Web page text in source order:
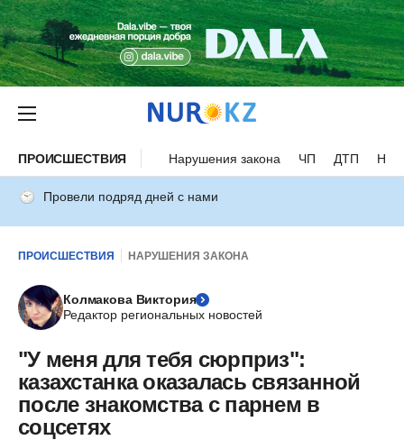
ПРОИСШЕСТВИЯ Нарушения закона ЧП ДТП
Провели подряд дней с нами
ПРОИСШЕСТВИЯ НАРУШЕНИЯ ЗАКОНА
Колмакова Виктория
Редактор региональных новостей
"У меня для тебя сюрприз":
казахстанка оказалась связанной
после знакомства с парнем в
соцсетях